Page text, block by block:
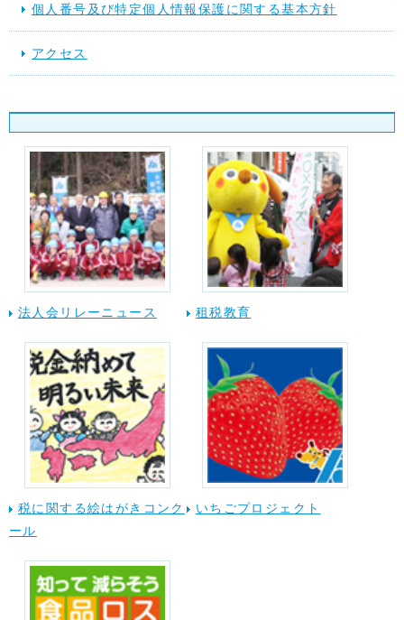
個人番号及び特定個人情報保護に関する基本方針
アクセス
法人会リレーニュース 租税教育
税に関する絵はがきコンク
ール
いちごプロジェクト